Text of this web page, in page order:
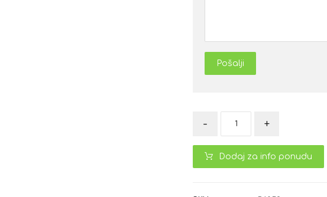
Pošalji
- +
Dodaj za info ponudu